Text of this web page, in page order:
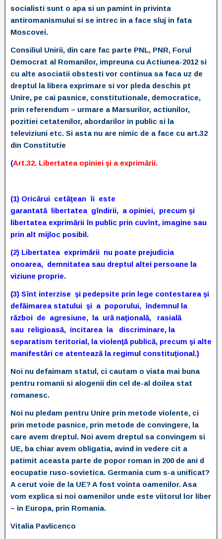
socialisti sunt o apa si un pamint in privinta
antiromanismului si se intrec in a face sluj in fata
Moscovei.
Consiliul Unirii, din care fac parte PNL, PNR, Forul
Democrat al Romanilor, impreuna cu Actiunea-2012 si
cu alte asociatii obstesti vor continua sa faca uz de
dreptul la libera exprimare si vor pleda deschis pt
Unire, pe cai pasnice, constitutionale, democratice,
prin referendum – urmare a Marsurilor, actiunilor,
pozitiei cetatenilor, abordarilor in public si la
televiziuni etc. Si asta nu are nimic de a face cu art.32
din Constitutie
(Art.32. Libertatea opiniei şi a exprimării.
(1) Oricărui cetăţean îi este
garantată libertatea gîndirii, a opiniei, precum şi
libertatea exprimării în public prin cuvînt, imagine sau
prin alt mijloc posibil.
(2) Libertatea exprimării nu poate prejudicia
onoarea, demnitatea sau dreptul altei persoane la
viziune proprie.
(3) Sînt interzise şi pedepsite prin lege contestarea şi
defăimarea statului şi a poporului, îndemnul la
război de agresiune, la ură naţională, rasială
sau religioasă, incitarea la discriminare, la
separatism teritorial, la violenţă publică, precum şi alte
manifestări ce atentează la regimul constituţional.)
Noi nu defaimam statul, ci cautam o viata mai buna
pentru romanii si alogenii din cel de-al doilea stat
romanesc.
Noi nu pledam pentru Unire prin metode violente, ci
prin metode pasnice, prin metode de convingere, la
care avem dreptul. Noi avem dreptul sa convingem si
UE, ba chiar avem obligatia, avind in vedere cit a
patimit aceasta parte de popor roman in 200 de ani d
eocupatie ruso-sovietica. Germania cum s-a unificat?
A cerut voie de la UE? A fost vointa oamenilor. Asa
vom explica si noi oamenilor unde este viitorul lor liber
– in Europa, prin Romania.
Vitalia Pavlicenco